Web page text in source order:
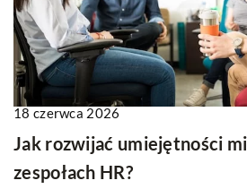
18 czerwca 2026
Jak rozwijać umiejętności
zespołach HR?